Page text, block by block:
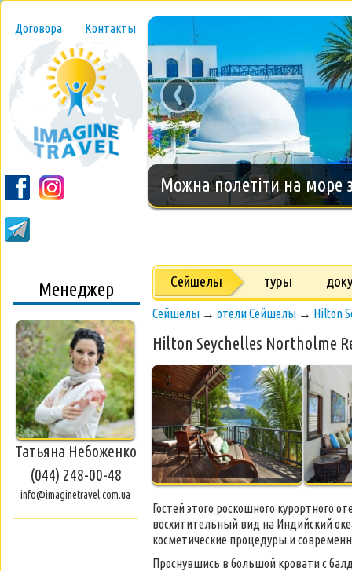
Договора Контакты
Новогодний тур на
‹
Менеджер
Татьяна Небоженко
(044) 248-00-48
info@imaginetravel.com.ua
Сейшелы туры
Сейшелы → отели Сейшелы → Hilton
Hilton Seychelles Northolme
Гостей этого роскошного курортного
восхитительный вид на Индийский
косметические процедуры и
Проснувшись в большой кровати с